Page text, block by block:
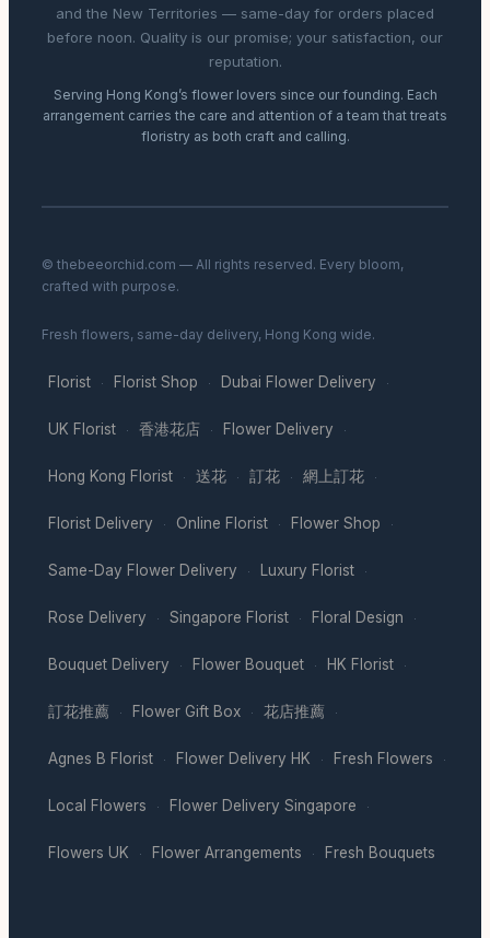
and the New Territories — same-day for orders placed
before noon. Quality is our promise; your satisfaction, our
reputation.
Serving Hong Kong’s flower lovers since our founding. Each
arrangement carries the care and attention of a team that treats
floristry as both craft and calling.
© thebeeorchid.com — All rights reserved. Every bloom,
crafted with purpose.
Fresh flowers, same-day delivery, Hong Kong wide.
Florist · Florist Shop · Dubai Flower Delivery ·
UK Florist · 香港花店 · Flower Delivery ·
Hong Kong Florist · 送花 · 訂花 · 網上訂花 ·
Florist Delivery · Online Florist · Flower Shop ·
Same-Day Flower Delivery · Luxury Florist ·
Rose Delivery · Singapore Florist · Floral Design ·
Bouquet Delivery · Flower Bouquet · HK Florist ·
訂花推薦 · Flower Gift Box · 花店推薦 ·
Agnes B Florist · Flower Delivery HK · Fresh Flowers ·
Local Flowers · Flower Delivery Singapore ·
Flowers UK · Flower Arrangements · Fresh Bouquets